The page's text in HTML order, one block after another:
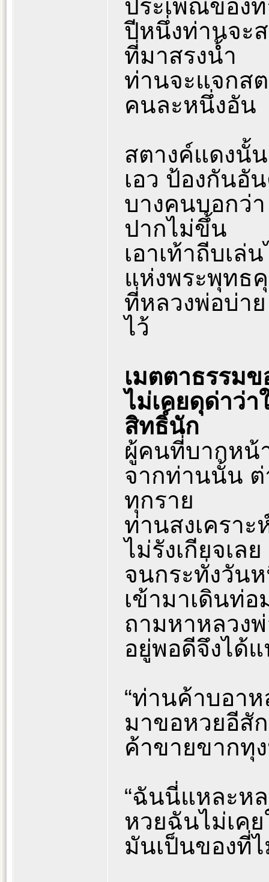
ประเพณีของ
ปีหนึ่งท่านจะส
ที่มาสรงน้ำ
ท่านจะแจกส
คนละหนึ่งอัน
สตางค์แดงนั้
เอว ป้องกันอั
บางคนบอกว่
ปากไม่ขึ้น
เอาเท้าถีบเล่
แห่งพระพุทธ
ที่หลวงพ่อบ่า
ไว้
เมตตาธรรม
ไม่เคยดุด่าว่า
สิทธิ์นัก
ผู้คนที่บากหน้
จากท่านนั้น ต่
ทุกราย
ท่านสงเคราะ
ไม่รังเกียจเลย
จนกระทั่งวัน
เข้ามาเดินท่อ
ถามหาหลวง
อยู่พอดีจึงได้
“ท่านค้าบอา
มาขอหวยอีสั
ค้าขายขากทุ
“ฉันนี่แหละห
หวยฉันไม่เคย
มันเป็นของที่ไ